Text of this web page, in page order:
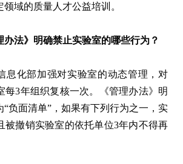
领域的质量人才公益培训。
办法》明确禁止实验室的哪些行为？
息化部加强对实验室的动态管理，对
每3年组织复核一次。《管理办法》明
“负面清单”，如果有下列行为之一，实
被撤销实验室的依托单位3年内不得再